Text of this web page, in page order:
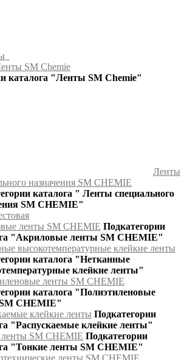
SM Chemie
каталога "Ленты SM Chemie"
Ленты
назначения SM CHEMIE
каталога " Ленты специального
SM CHEMIE"
ленты SM CHEMIE Подкатегории
"Акриловые ленты SM CHEMIE"
высокотемпературные клейкие ленты
каталога "Нетканные
клейкие ленты"
ленты SM CHEMIE
каталога "Полиэтиленовые
CHEMIE"
клейкие ленты Подкатегории
"Распускаемые клейкие ленты"
SM CHEMIE Подкатегории
"Тонкие ленты SM CHEMIE"
ленты SM CHEMIE